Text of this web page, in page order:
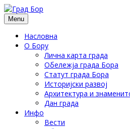
Menu
Насловна
О Бору
Лична карта града
Обележја града Бора
Статут града Бора
Историјски развој
Архитектура и
Дан града
Инфо
Вести